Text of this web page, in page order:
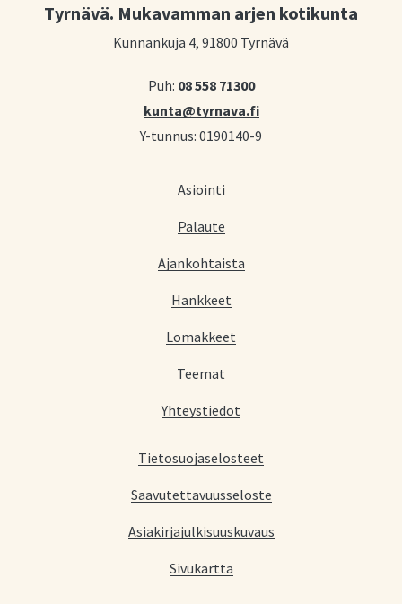
Tyrnävä. Mukavamman arjen kotikunta
Kunnankuja 4, 91800 Tyrnävä
Puh: 08 558 71300
kunta@tyrnava.fi
Y-tunnus: 0190140-9
Asiointi
Palaute
Ajankohtaista
Hankkeet
Lomakkeet
Teemat
Yhteystiedot
Tietosuojaselosteet
Saavutettavuusseloste
Asiakirjajulkisuuskuvaus
Sivukartta